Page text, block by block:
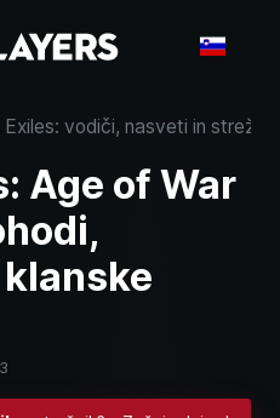
Exiles: vodiči, nasveti in
Age of War